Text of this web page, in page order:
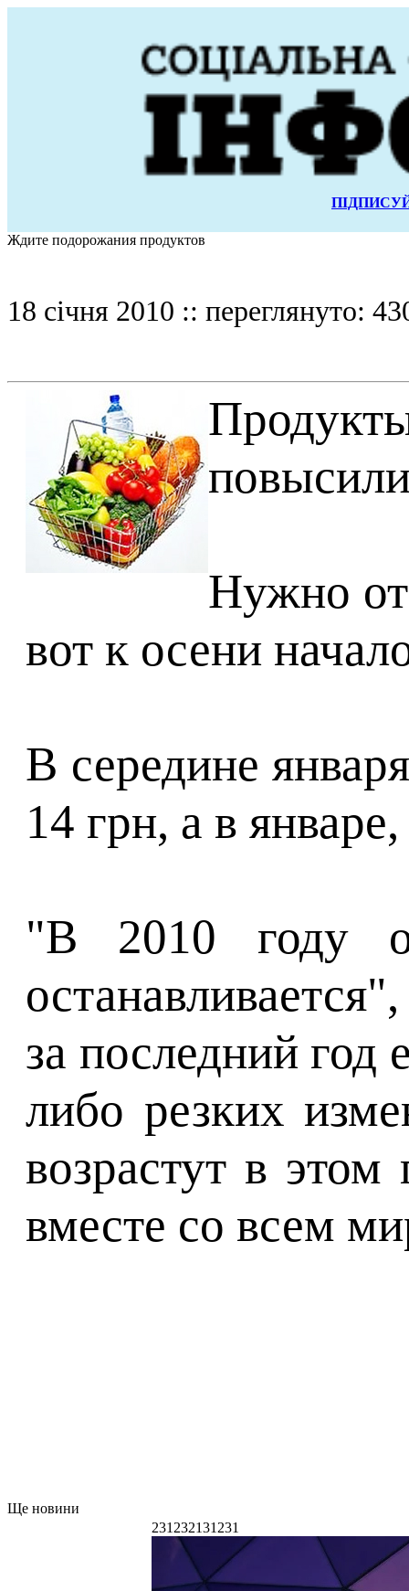
Ждите подорожания продуктов
18 січня 2010 :: переглянуто:
Нужно
вот к осени
В середине
14 грн, а в
"В 2010 году
за последний
либо резких
возрастут в
вместе со всем
Ще новини
231232131231